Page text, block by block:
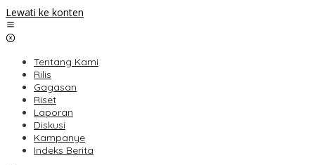
Lewati ke konten
Tentang Kami
Rilis
Gagasan
Riset
Laporan
Diskusi
Kampanye
Indeks Berita